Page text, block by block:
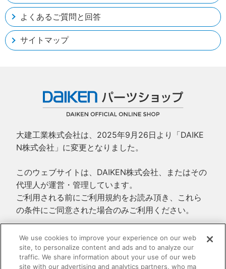
よくあるご質問と回答
サイトマップ
大建工業株式会社は、2025年9月26日より「DAIKE
N株式会社」に変更となりました。
このウェブサイトは、DAIKEN株式会社、またはその
代理人が運営・管理しています。
ご利用される前にご利用規約をお読み頂き、これら
の条件にご同意された場合のみご利用ください。
ご利用規約
プライバシーポリシー
特定商取引法に基づく表示
We use cookies to improve your experience on our web
site, to personalize content and ads and to analyze our
traffic. We share information about your use of our web
site with our advertising and analytics partners, who ma